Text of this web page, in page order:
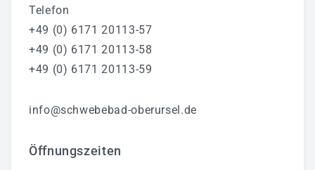
Telefon
+49 (0) 6171 20113-57
+49 (0) 6171 20113-58
+49 (0) 6171 20113-59
info@schwebebad-oberursel.de
Öffnungszeiten